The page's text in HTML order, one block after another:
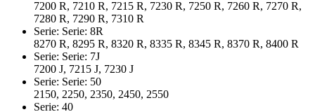
7200 R, 7210 R, 7215 R, 7230 R, 7250 R, 7260 R, 7270 R,
7280 R, 7290 R, 7310 R
Serie: Serie: 8R
8270 R, 8295 R, 8320 R, 8335 R, 8345 R, 8370 R, 8400 R
Serie: Serie: 7J
7200 J, 7215 J, 7230 J
Serie: Serie: 50
2150, 2250, 2350, 2450, 2550
Serie: 40